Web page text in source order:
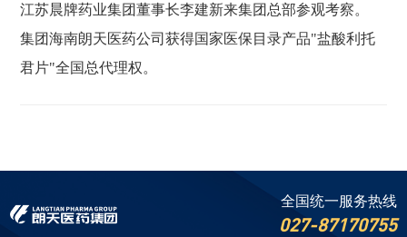
江苏晨牌药业集团董事长李建新来集团总部参观考察。
集团海南朗天医药公司获得国家医保目录产品"盐酸利托
君片"全国总代理权。
全国统一服务热线
027-87170755